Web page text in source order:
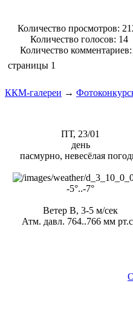
Количество просмотров:
Количество голосов: 14
Количество
страницы 1
ККМ-галереи →
ПТ, 23/01
день
пасмурно, невесёлая
-5°..-7°
Ветер В, 3-5 м/сек
Атм. давл. 764..766 мм